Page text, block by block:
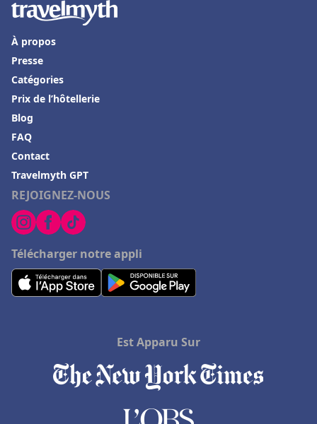
REJOIGNEZ-NOUS
Télécharger notre appli
À propos
Presse
Catégories
Prix de l’hôtellerie
Blog
FAQ
Contact
Travelmyth GPT
Est Apparu Sur